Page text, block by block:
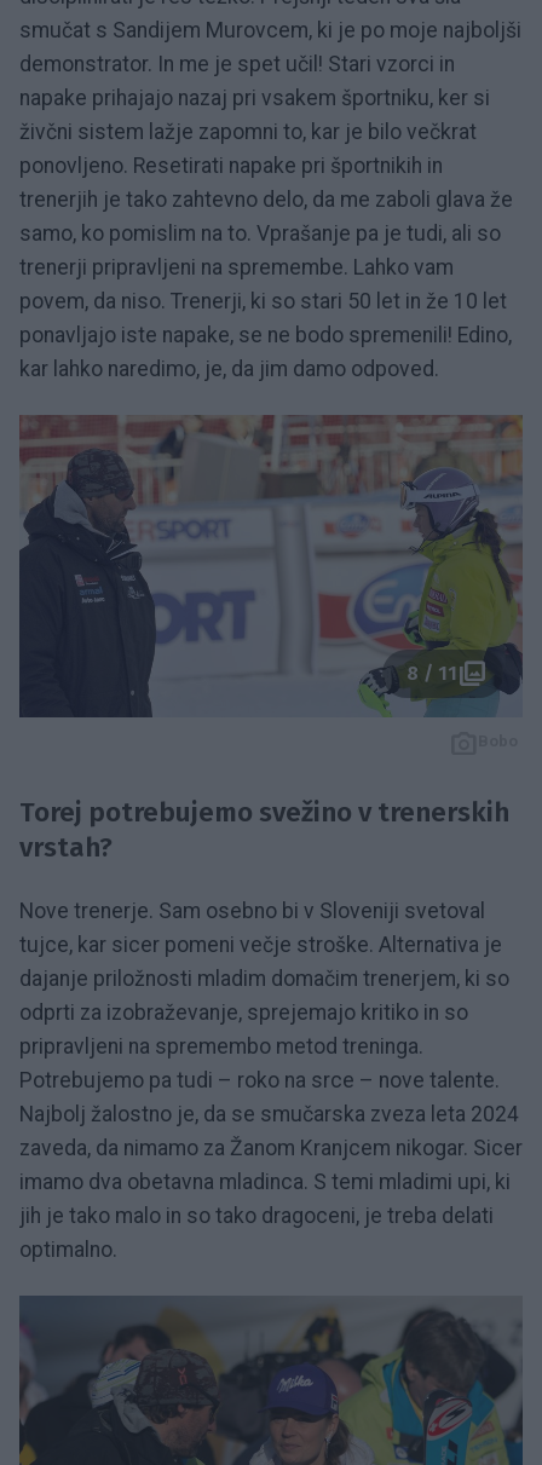
smučat s Sandijem Murovcem, ki je po moje najboljši
demonstrator. In me je spet učil! Stari vzorci in
napake prihajajo nazaj pri vsakem športniku, ker si
živčni sistem lažje zapomni to, kar je bilo večkrat
ponovljeno. Resetirati napake pri športnikih in
trenerjih je tako zahtevno delo, da me zaboli glava že
samo, ko pomislim na to. Vprašanje pa je tudi, ali so
trenerji pripravljeni na spremembe. Lahko vam
povem, da niso. Trenerji, ki so stari 50 let in že 10 let
ponavljajo iste napake, se ne bodo spremenili! Edino,
kar lahko naredimo, je, da jim damo odpoved.
8 / 11
Torej potrebujemo svežino v trenerskih
vrstah?
Nove trenerje. Sam osebno bi v Sloveniji svetoval
tujce, kar sicer pomeni večje stroške. Alternativa je
dajanje priložnosti mladim domačim trenerjem, ki so
odprti za izobraževanje, sprejemajo kritiko in so
pripravljeni na spremembo metod treninga.
Potrebujemo pa tudi – roko na srce – nove talente.
Najbolj žalostno je, da se smučarska zveza leta 2024
zaveda, da nimamo za Žanom Kranjcem nikogar. Sicer
imamo dva obetavna mladinca. S temi mladimi upi, ki
jih je tako malo in so tako dragoceni, je treba delati
optimalno.